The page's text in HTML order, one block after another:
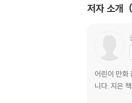
안토니우스와
옥타비아의 기
명화로 보는
신화 TALK 신
저자 및 감수자
저자 소개
어린이 만화
니다. 지은